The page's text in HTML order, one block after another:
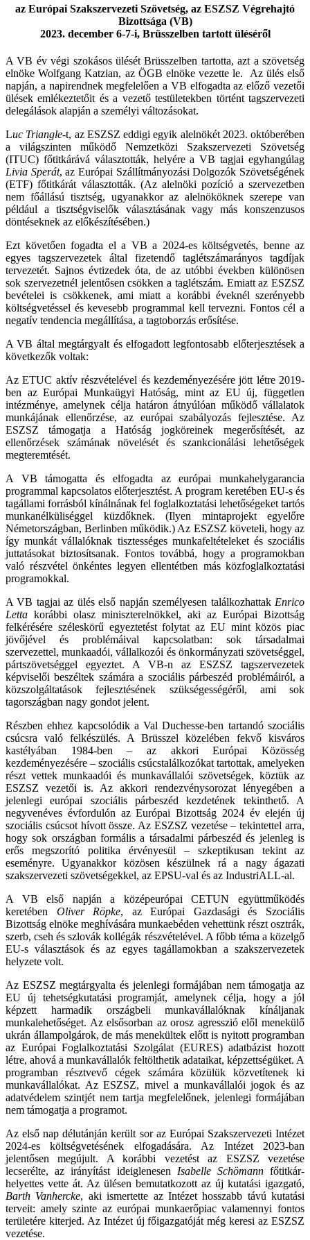
az Európai Szakszervezeti Szövetség, az ESZSZ Végrehajtó
Bizottsága (VB)
2023. december 6-7-i, Brüsszelben tartott üléséről
A VB év végi szokásos ülését Brüsszelben tartotta, azt a szövetség
elnöke Wolfgang Katzian, az ÖGB elnöke vezette le. Az ülés első
napján, a napirendnek megfelelően a VB elfogadta az előző vezetői
ülések emlékeztetőit és a vezető testületekben történt tagszervezeti
delegálások alapján a személyi változásokat.
Luc Triangle-t, az ESZSZ eddigi egyik alelnökét 2023. októberében
a világszinten működő Nemzetközi Szakszervezeti Szövetség
(ITUC) főtitkárává választották, helyére a VB tagjai egyhangúlag
Livia Sperát, az Európai Szállítmányozási Dolgozók Szövetségének
(ETF) főtitkárát választották. (Az alelnöki pozíció a szervezetben
nem főállású tisztség, ugyanakkor az alelnököknek szerepe van
például a tisztségviselők választásának vagy más konszenzusos
döntéseknek az előkészítésében.)
Ezt követően fogadta el a VB a 2024-es költségvetés, benne az
egyes tagszervezetek által fizetendő taglétszámarányos tagdíjak
tervezetét. Sajnos évtizedek óta, de az utóbbi években különösen
sok szervezetnél jelentősen csökken a taglétszám. Emiatt az ESZSZ
bevételei is csökkenek, ami miatt a korábbi éveknél szerényebb
költségvetéssel és kevesebb programmal kell tervezni. Fontos cél a
negatív tendencia megállítása, a tagtoborzás erősítése.
A VB által megtárgyalt és elfogadott legfontosabb előterjesztések a
következők voltak:
Az ETUC aktív részvételével és kezdeményezésére jött létre 2019-
ben az Európai Munkaügyi Hatóság, mint az EU új, független
intézménye, amelynek célja határon átnyúlóan működő vállalatok
munkájának ellenőrzése, az európai szabályozás fejlesztése. Az
ESZSZ támogatja a Hatóság jogköreinek megerősítését, az
ellenőrzések számának növelését és szankcionálási lehetőségek
megteremtését.
A VB támogatta és elfogadta az európai munkahelygarancia
programmal kapcsolatos előterjesztést. A program keretében EU-s és
tagállami forrásból kínálnának fel foglalkoztatási lehetőségeket tartós
munkanélküliséggel küzdőknek. (Ilyen mintaprojekt egyelőre
Németországban, Berlinben működik.) Az ESZSZ követeli, hogy az
így munkát vállalóknak tisztességes munkafeltételeket és szociális
juttatásokat biztosítsanak. Fontos továbbá, hogy a programokban
való részvétel önkéntes legyen ellentétben más közfoglalkoztatási
programokkal.
A VB tagjai az ülés első napján személyesen találkozhattak Enrico
Letta korábbi olasz miniszterelnökkel, aki az Európai Bizottság
felkérésére széleskörű egyeztetést folytat az EU mint közös piac
jövőjével és problémáival kapcsolatban: sok társadalmai
szervezettel, munkaadói, vállalkozói és önkormányzati szövetséggel,
pártszövetséggel egyeztet. A VB-n az ESZSZ tagszervezetek
képviselői beszéltek számára a szociális párbeszéd problémáiról, a
közszolgáltatások fejlesztésének szükségességéről, ami sok
tagországban nagy gondot jelent.
Részben ehhez kapcsolódik a Val Duchesse-ben tartandó szociális
csúcsra való felkészülés. A Brüsszel közelében fekvő kisváros
kastélyában 1984-ben – az akkori Európai Közösség
kezdeményezésére – szociális csúcstalálkozókat tartottak, amelyeken
részt vettek munkaadói és munkavállalói szövetségek, köztük az
ESZSZ vezetői is. Az akkori rendezvénysorozat lényegében a
jelenlegi európai szociális párbeszéd kezdetének tekinthető. A
negyvenéves évfordulón az Európai Bizottság 2024 év elején új
szociális csúcsot hívott össze. Az ESZSZ vezetése – tekintettel arra,
hogy sok országban formális a társadalmi párbeszéd és jelenleg is
erős megszorító politika érvényesül – szkeptikusan tekint az
eseményre. Ugyanakkor közösen készülnek rá a nagy ágazati
szakszervezeti szövetségekkel, az EPSU-val és az IndustriALL-al.
A VB első napján a középeurópai CETUN együttműködés
keretében Oliver Röpke, az Európai Gazdasági és Szociális
Bizottság elnöke meghívására munkaebéden vehettünk részt osztrák,
szerb, cseh és szlovák kollégák részvételével. A főbb téma a közelgő
EU-s választások és az egyes tagállamokban a szakszervezetek
helyzete volt.
Az ESZSZ megtárgyalta és jelenlegi formájában nem támogatja az
EU új tehetségkutatási programját, amelynek célja, hogy a jól
képzett harmadik országbeli munkavállalóknak kínáljanak
munkalehetőséget. Az elsősorban az orosz agresszió elől menekülő
ukrán állampolgárok, de más menekültek előtt is nyitott programban
az Európai Foglalkoztatási Szolgálat (EURES) adatbázist hozott
létre, ahová a munkavállalók feltölthetik adataikat, képzettségüket. A
programban résztvevő cégek számára közülük közvetítenek ki
munkavállalókat. Az ESZSZ, mivel a munkavállalói jogok és az
adatvédelem szintjét nem tartja megfelelőnek, jelenlegi formájában
nem támogatja a programot.
Az első nap délutánján került sor az Európai Szakszervezeti Intézet
2024-es költségvetésének elfogadására. Az Intézet 2023-ban
jelentősen megújult. A korábbi vezetést az ESZSZ vezetése
lecserélte, az irányítást ideiglenesen Isabelle Schömannfőtitkár-
helyettes vette át. Az ülésen bemutatkozott az új kutatási igazgató,
Barth Vanhercke, aki ismertette az Intézet hosszabb távú kutatási
terveit: amely szinte az európai munkaerőpiac valamennyi fontos
területére kiterjed. Az Intézet új főigazgatóját még keresi az ESZSZ
vezetése.